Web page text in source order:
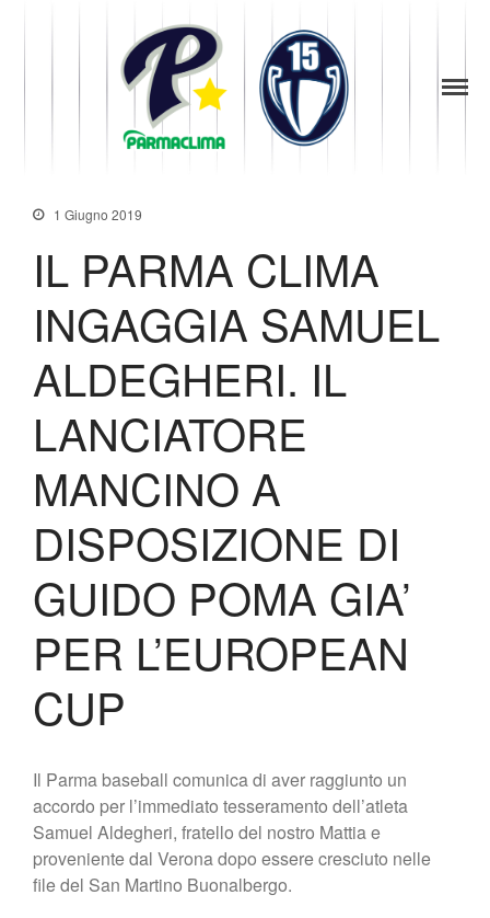
News
Storia
Codice di Condotta
Palmares
Maglie Ritirate
Squadra
Partners
Contatti
Lo Stadio
Shop
1 Giugno 2019
IL PARMA CLIMA
INGAGGIA SAMUEL
ALDEGHERI. IL
LANCIATORE
MANCINO A
DISPOSIZIONE DI
GUIDO POMA GIA’
PER L’EUROPEAN
CUP
Il Parma baseball comunica di aver raggiunto un
accordo per l’immediato tesseramento dell’atleta
Samuel Aldegheri, fratello del nostro Mattia e
proveniente dal Verona dopo essere cresciuto nelle
file del San Martino Buonalbergo.